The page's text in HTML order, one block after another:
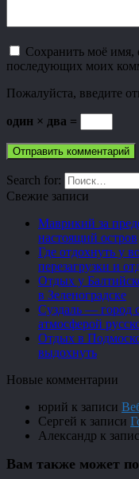
Сохранить моё имя,
последующих моих
Пожалуйста, введите
один × два =
Search for:
Свежие записи
Маврикий за
настоящий остров
Где отдохнуть у
перезагрузки и
Отдых у
в Зеленоградске
Суздаль — город
атмосферой
Отдых в
выдохнуть
Новые комментарии
юрий к записи
Сергей к записи
Александр к
Вам также может